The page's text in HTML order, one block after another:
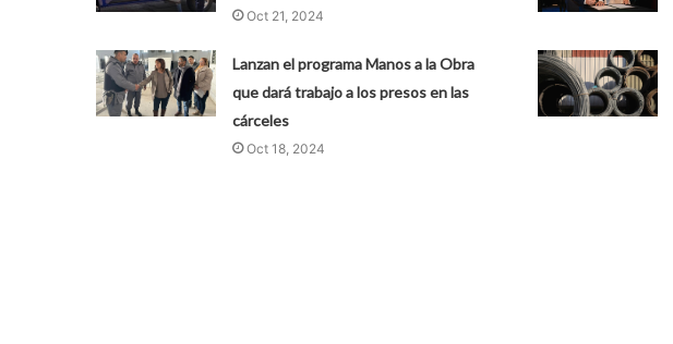
Oct 21, 2024
Lanzan el programa Manos a la Obra
que dará trabajo a los presos en las
cárceles
Oct 18, 2024